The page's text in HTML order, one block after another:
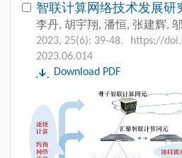
智联计算网络技术发展研
李丹, 胡宇翔, 潘恒, 张建辉,
2023, 25(6): 39-48.
https://
2023.06.014
Download PDF